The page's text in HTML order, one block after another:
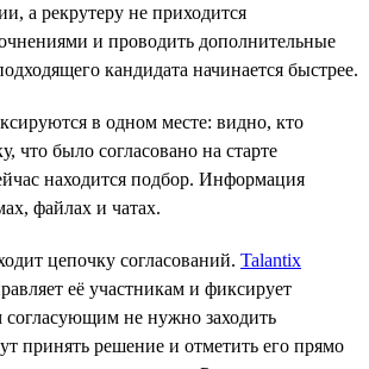
а рекрутеру не приходится
и проводить дополнительные
кандидата начинается быстрее.
в одном месте: видно, кто
что было согласовано на старте
находится подбор. Информация
файлах и чатах.
цепочку согласований. Talantix
её участникам и фиксирует
не нужно заходить
принять решение и отметить его прямо